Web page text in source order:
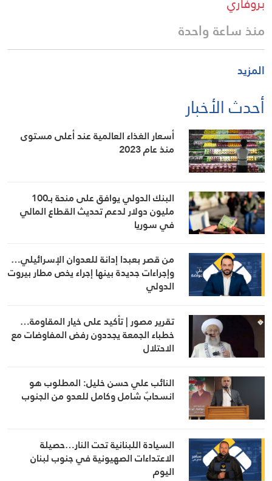
منذ ساعة واحدة
المزيد
أحدث الأخبار
أسعار الغذاء العالمية عند أعلى مستوى
منذ عام 2023
البنك الدولي يوافق على منحة بـ100
مليون دولار لدعم تحديث القطاع المالي
في سوريا
من قصر بعبدا إدانة للعدوان الإسرائيلي…
وإجراءات جديدة بينها إجراء يخص مطار بيروت
الدولي
تقرير مصور | تأكيد على خيار المقاومة…
خطباء الجمعة يجددون رفض المفاوضات مع
الاحتلال
النائب علي حسن خليل: المطلوب هو
انسحابٌ شامل وكامل للعدو من الجنوب
السيادة اللبنانية تحت النار…حصيلة
الاعتداءات الصهيونية في جنوب لبنان
اليوم